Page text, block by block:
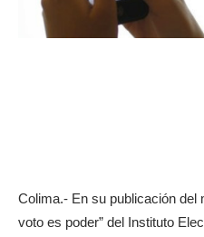
Colima.- En su publicación del
voto es poder” del Instituto